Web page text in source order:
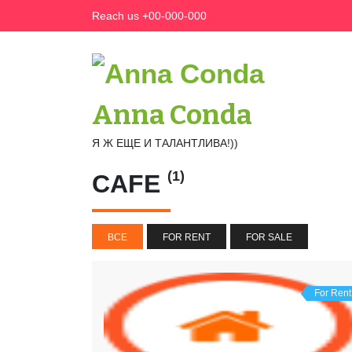
Reach us +00-000-000
Anna Conda
Я Ж ЕЩЕ И ТАЛАНТЛИВА!))
CAFE (1)
ВСЕ FOR RENT FOR SALE
For Rent